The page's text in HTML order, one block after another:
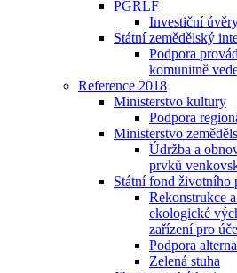
PGRLF
Investiční
Státní zemědělský
Podpora
komunitně
Reference 2018
Ministerstvo kultury
Podpora
Ministerstvo
Údržba a
prvků
Státní fond životního
Rekonstrukce
ekologické
zařízení pro
Podpora
Zelená stuha